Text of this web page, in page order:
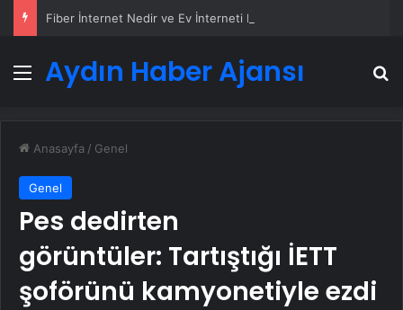
Fiber İnternet Nedir ve Ev İnterneti Nasıl Seçilir
Menü
Aydın Haber Ajansı
Anasayfa / Genel
Genel
Pes dedirten
görüntüler: Tartıştığı İETT
şoförünü kamyonetiyle ezdi